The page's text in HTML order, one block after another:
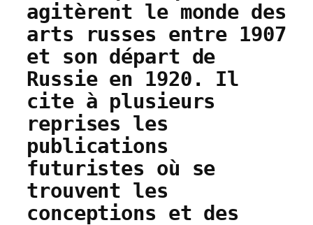
agitèrent le monde des
arts russes entre 1907
et son départ de
Russie en 1920. Il
cite à plusieurs
reprises les
publications
futuristes où se
trouvent les
conceptions et des